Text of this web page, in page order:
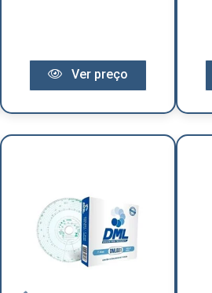
Ver preço